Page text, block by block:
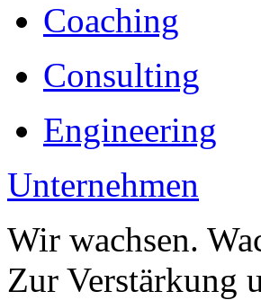
Coaching
Consulting
Engineering
Unternehmen
Wir wachsen.
Zur Verstärkung